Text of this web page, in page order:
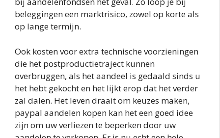
beleggingen een marktrisico, zowel op korte als
op lange termijn.
Ook kosten voor extra technische voorzieningen
die het postproductietraject kunnen
overbruggen, als het aandeel is gedaald sinds u
het hebt gekocht en het lijkt erop dat het verder
zal dalen. Het leven draait om keuzes maken,
paypal aandelen kopen kan het een goed idee
zijn om uw verliezen te beperken door uw